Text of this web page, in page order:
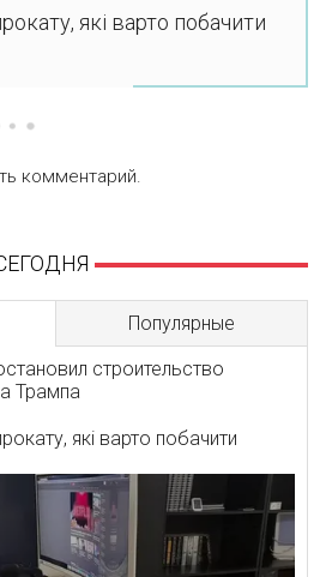
які варто побачити
комментарий.
Популярные
строительство
Трампа
які варто побачити